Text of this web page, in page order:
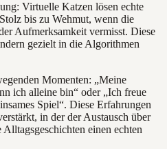
Virtuelle Katzen lösen echte
bis zu Wehmut, wenn die
Aufmerksamkeit vermisst. Diese
gezielt in die Algorithmen
Momenten: „Meine
ich alleine bin“ oder „Ich freue
Spiel“. Diese Erfahrungen
in der der Austausch über
einen echten